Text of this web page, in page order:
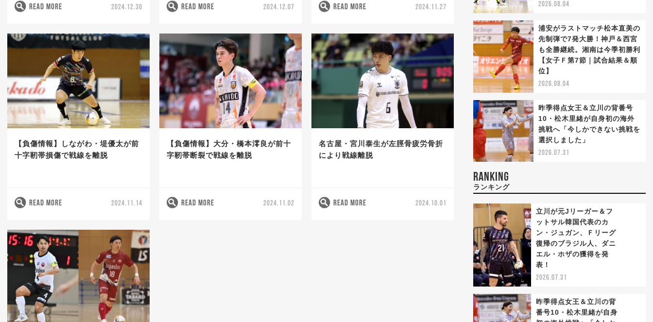
READ MORE 2024.12.30 READ MORE 2024.12.07 READ MORE 2024.11.27
【負傷情報】しながわ・堤優太が前
十字靭帯損傷で戦線を離脱
READ MORE 2024.11.14
【負傷情報】大分・橋本澪良が前十
字靭帯断裂で戦線を離脱
READ MORE 2024.11.02
名古屋・宮川泰生が左脛骨疲労骨折
により戦線離脱
READ MORE 2024.10.01
2026.08.04
浦安がラストマッチ松本直美の
先制弾で7発大勝！神戸＆西宮
も全勝継続。湘南は今季初勝利
【女子Ｆ第7節｜試合結果＆順
位】
2026.08.04
昨季得点女王＆立川の背番号
10・松木里緒が自身初の海外
挑戦へ「今しかできない挑戦を
選択しました」
2026.07.31
RANKING
ランキング
立川が元Jリーガー＆フ
ットサル韓国代表のカ
ン・ジュガン、Ｆリーグ
復帰のブラジル人、ダニ
エル・ホザの獲得を発
表！
2026.07.31
昨季得点女王＆立川の背
番号10・松木里緒が自身